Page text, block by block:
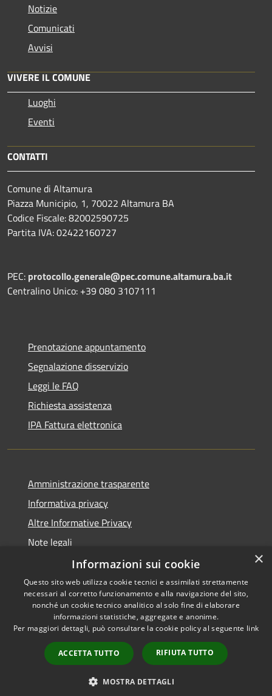
Notizie
Comunicati
Avvisi
VIVERE IL COMUNE
Luoghi
Eventi
CONTATTI
Comune di Altamura
Piazza Municipio, 1, 70022 Altamura BA
Codice Fiscale: 82002590725
Partita IVA: 02422160727
PEC: protocollo.generale@pec.comune.altamura.ba.it
Centralino Unico: +39 080 3107111
Prenotazione appuntamento
Segnalazione disservizio
Leggi le FAQ
Richiesta assistenza
IPA Fattura elettronica
Amministrazione trasparente
Informativa privacy
Altre Informative Privacy
Note legali
Dichiarazione di accessibilità
RSS
Accessibilità
Copyright © 2026 • Comune di
Municipium•
Accesso
redazione
×
Informazioni sui cookie
Questo sito web utilizza cookie tecnici e assimilati strettamente
necessari al corretto funzionamento e alla navigazione del sito,
nonché un cookie tecnico analitico al solo fine di elaborare
informazioni statistiche, aggregate e anonime.
Per maggiori dettagli, può consultare la cookie policy al seguente link
ACCETTA TUTTO RIFIUTA TUTTO
MOSTRA DETTAGLI